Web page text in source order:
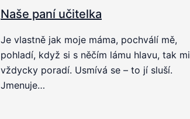
Naše paní učitelka
Je vlastně jak moje máma, pochválí mě,
pohladí, když si s něčím lámu hlavu, tak mi
vždycky poradí. Usmívá se – to jí sluší.
Jmenuje…